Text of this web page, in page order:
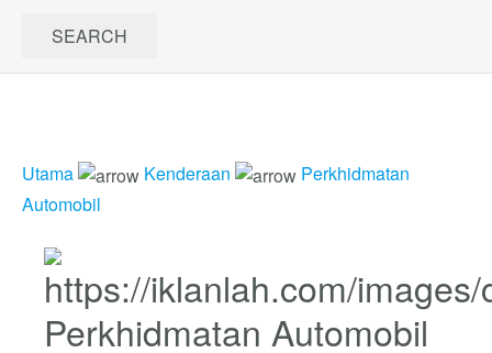
Utama Kenderaan
Perkhidmatan
Automobil
Perkhidmatan Automobil